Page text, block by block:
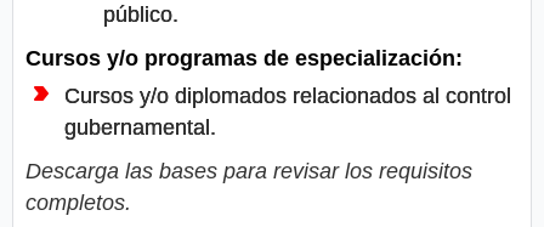
público.
Cursos y/o programas de especialización:
Cursos y/o diplomados relacionados al control
gubernamental.
Descarga las bases para revisar los requisitos
completos.